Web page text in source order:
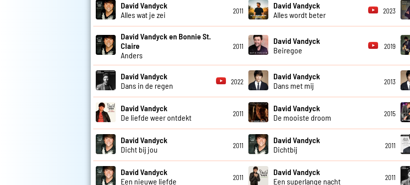
David Vandyck
Alles wat je zei
2011
David Vandyck
Alles wordt beter
2023
David Vandyck en Bonnie St.
Claire
Anders
2011
David Vandyck
Beiregoe
2019
David Vandyck
Dans in de regen
2022
David Vandyck
Dans met mij
2013
David Vandyck
De liefde weer ontdekt
2011
David Vandyck
De mooiste droom
2015
David Vandyck
Dicht bij jou
2011
David Vandyck
Dichtbij
2011
David Vandyck
Een nieuwe liefde
2011
David Vandyck
Een superlange nacht
2011